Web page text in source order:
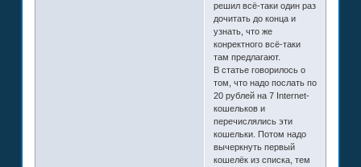
решил всё-таки один раз
дочитать до конца и
узнать, что же
конректного всё-таки
там предлагают.
В статье говорилось о
том, что надо послать по
20 рублей на 7 Internet-
кошельков и
перечислялись эти
кошельки. Потом надо
вычеркнуть первый
кошелёк из списка, тем